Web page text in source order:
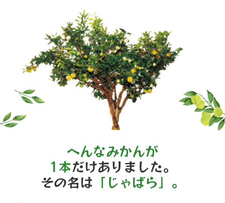
へんなみかんが
1本だけありました。
その名は 「じゃばら」。